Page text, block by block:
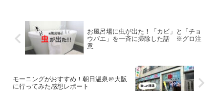
お風呂場に虫が出た！「カビ」と「チョ
ウバエ」を一斉に掃除した話 ※グロ注
意
モーニングがおすすめ！朝日温泉＠大阪
に行ってみた感想レポート